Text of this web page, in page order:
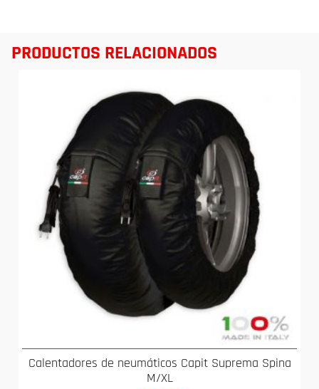
PRODUCTOS RELACIONADOS
Calentadores de neumáticos Capit Suprema Spina
M/XL